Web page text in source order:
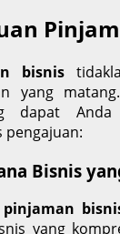
bisnis
yang
dapat
Bisnis
pinjaman
yang